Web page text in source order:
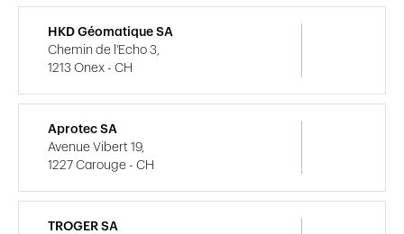
HKD Géomatique SA
Chemin de l'Echo 3,
1213 Onex - CH
Aprotec SA
Avenue Vibert 19,
1227 Carouge - CH
TROGER SA